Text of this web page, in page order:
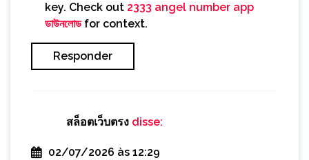
key. Check out 2333 angel number app
ডাউনলোডfor context.
Responder
สล็อตเว็บตรง disse:
02/07/2026 às 12:29